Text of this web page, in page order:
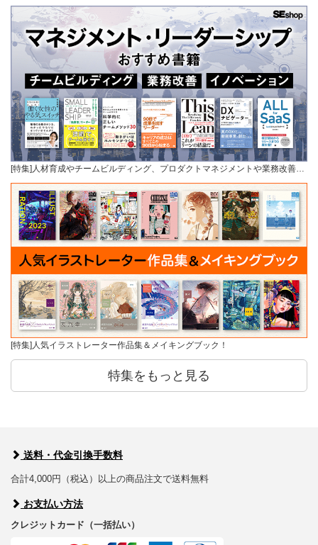
[特集]人材育成やチームビルディング、プロダクトマネジメントや業務改善…
[特集]人気イラストレーター作品集＆メイキングブック！
特集をもっと見る
送料・代金引換手数料
合計4,000円（税込）以上の商品注文で送料無料
お支払い方法
クレジットカード（一括払い）